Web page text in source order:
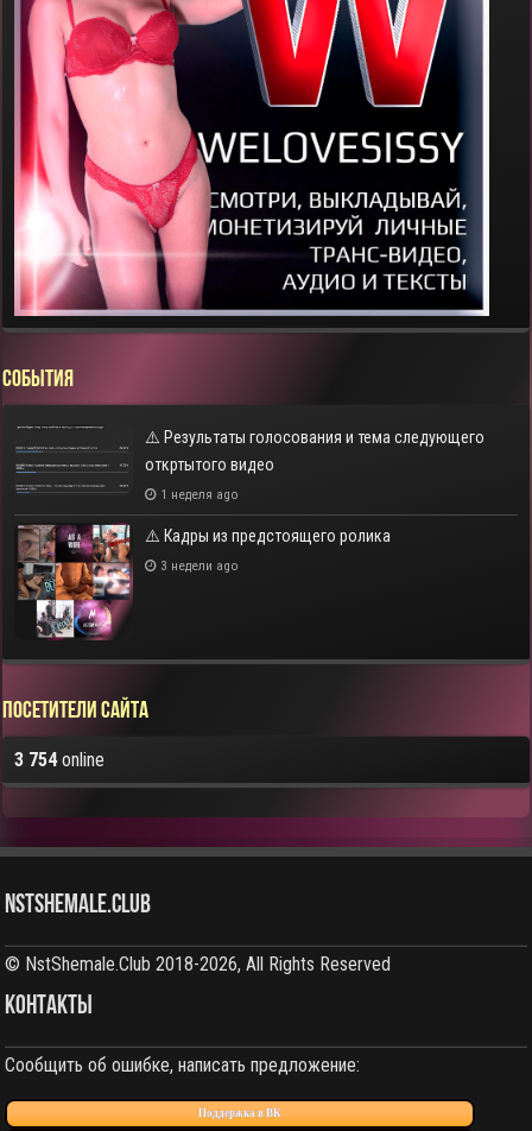
СОБЫТИЯ
⚠️ Результаты голосования и тема следующего
откртытого видео
1 неделя ago
⚠️ Кадры из предстоящего ролика
3 недели ago
Посетители сайта
3 754online
NstShemale.Club
© NstShemale.Club 2018-2026, All Rights Reserved
КОНТАКТЫ
Сообщить об ошибке, написать предложение:
Поддержка в ВК